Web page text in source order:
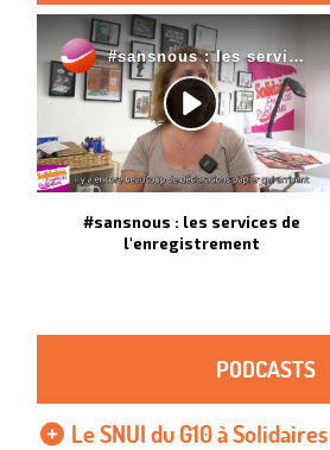
#sansnous : les services de
l'enregistrement
PODCASTS
Le SNUI du G10 à Solidaires